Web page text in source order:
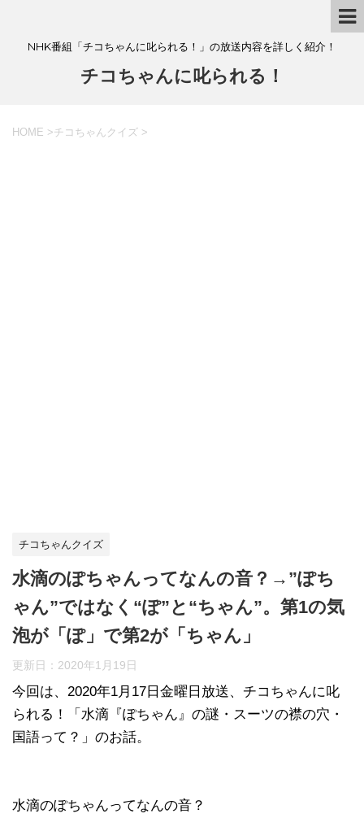
NHK番組「チコちゃんに叱られる！」の放送内容を詳しく紹介！
チコちゃんに叱られる！
HOME >チコちゃんクイズ >
チコちゃんクイズ
水滴のぽちゃんってなんの音？→”ぽち
ゃん”ではなく“ぽ”と“ちゃん”。第1の気
泡が「ぽ」で第2が「ちゃん」
更新日： 2020年1月19日
今回は、2020年1月17日金曜日放送、チコちゃんに叱
られる！「水滴『ぽちゃん』の謎・スーツの襟の穴・
国語って？」のお話。
水滴のぽちゃんってなんの音？